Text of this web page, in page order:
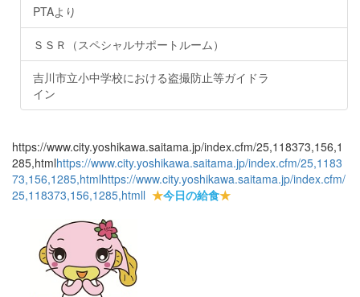
PTAより
ＳＳＲ（スペシャルサポートルーム）
吉川市立小中学校における盗撮防止等ガイドラ
イン
https://www.city.yoshikawa.saitama.jp/index.cfm/25,118373,156,1
285,htmlhttps://www.city.yoshikawa.saitama.jp/index.cfm/25,1183
73,156,1285,htmlhttps://www.city.yoshikawa.saitama.jp/index.cfm/
25,118373,156,1285,htmll ★今日の給食★